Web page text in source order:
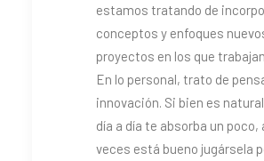
estamos tratando de
conceptos y enfoques
proyectos en los que
En lo personal, trato de
innovación. Si bien es
día a día te absorba un poco,
veces está bueno jugársela